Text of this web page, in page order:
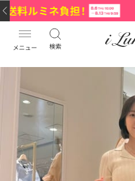
メニュー 検索